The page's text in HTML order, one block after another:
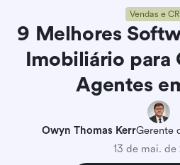
Vendas e
9 Melhores
Imobiliário para
Agentes
Owyn Thomas KerrGerente
13 de mai. de